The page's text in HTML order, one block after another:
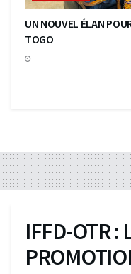
UN NOUVEL ÉLAN
TOGO
IFFD-OTR :